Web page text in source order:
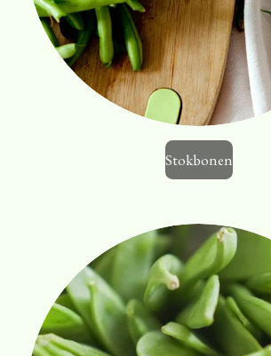
Stokbonen